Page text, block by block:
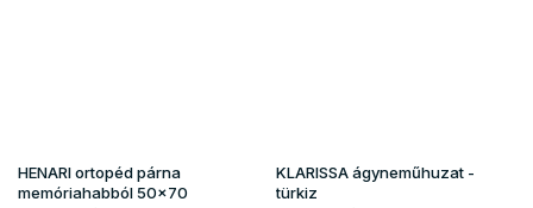
HENARI ortopéd párna
memóriahabból 50x70
KLARISSA ágyneműhuzat -
türkiz